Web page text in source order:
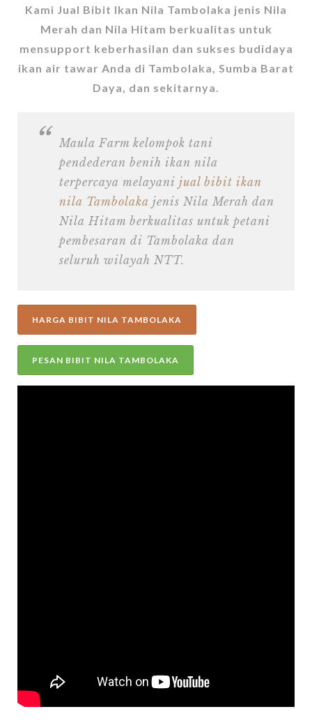
Kami Jual Bibit Ikan Nila Tambolaka jenis Nila
Merah dan Nila Hitam berkualitas untuk
mensupport keberhasilan dan sukses budidaya
ikan air tawar Anda di Tambolaka, Sumba Barat
Daya, dan sekitarnya.
Maula Farm kelompok tani
pendederan benih ikan nila
terpercaya melayani jual bibit ikan
nila Tambolaka jenis Nila Merah dan
Nila Hitam berkualitas untuk petani
pembesaran di Tambolaka dan
seluruh wilayah NTT.
HARGA BIBIT NILA TAMBOLAKA
PESAN BIBIT NILA TAMBOLAKA